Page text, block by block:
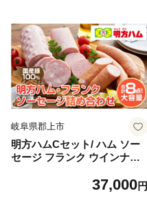
無料 岐阜県 郡上市
岐阜県郡上市
明方ハムCセット/ ハム ソー
セージ フランク ウインナー
品 セット 詰め合わせ 冷蔵 岐
37,000円